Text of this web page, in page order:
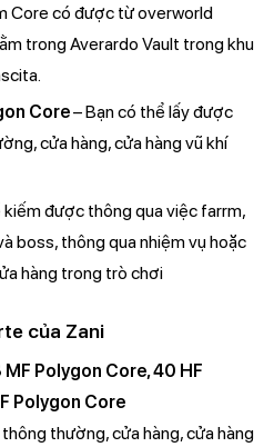
Core có được từ overworld
trong Averardo Vault trong khu
Core– Bạn có thể lấy được
cửa hàng, cửa hàng vũ khí
kiếm được thông qua việc farrm,
boss, thông qua nhiệm vụ hoặc
hàng trong trò chơi
của Zani
Polygon Core, 40 HF
Polygon Core
thường, cửa hàng, cửa hàng